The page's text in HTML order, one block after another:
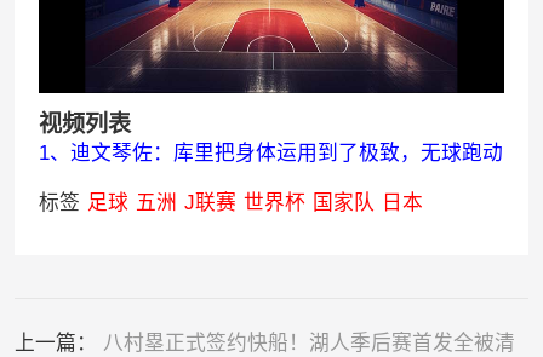
视频列表
1、迪文琴佐：库里把身体运用到了极致，无球跑动
标签 足球 五洲 J联赛 世界杯 国家队 日本
上一篇：
八村塁正式签约快船！湖人季后赛首发全被清